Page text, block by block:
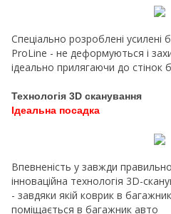
Спеціально розроблені
ProLine - не деформуються і
ідеально прилягаючи до стінок
Технологія 3D сканування
Ідеальна посадка
Впевненість у завжди
інноваційна технологія 3D-
- завдяки якій коврик в
поміщається в багажник авто